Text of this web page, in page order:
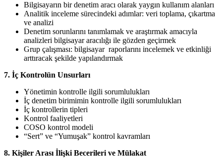
Bilgisayarın bir denetim aracı olarak yaygın kullanım alanları
Analitik inceleme sürecindeki adımlar: veri toplama, çıkartma
ve analizi
Denetim sorunlarını tanımlamak ve araştırmak amacıyla
analizleri bilgisayar aracılığı ile gözden geçirmek
Grup çalışması: bilgisayar raporlarını incelemek ve etkinliği
arttıracak şekilde yapılandırmak
7. İç Kontrolün Unsurları
Yönetimin kontrolle ilgili sorumlulukları
İç denetim birimimin kontrolle ilgili sorumlulukları
İç kontrollerin tipleri
Kontrol faaliyetleri
COSO kontrol modeli
“Sert” ve “Yumuşak” kontrol kavramları
8. Kişiler Arası İlişki Becerileri ve Mülakat